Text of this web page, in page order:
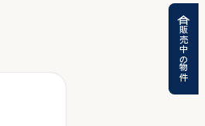
販売中の物件